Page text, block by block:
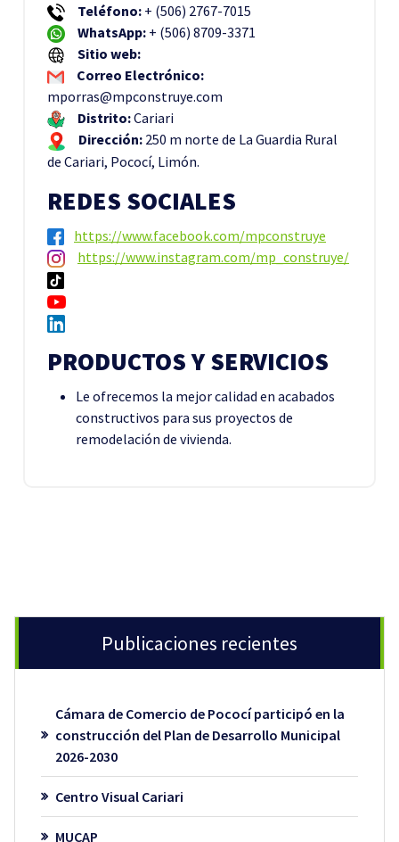
Teléfono: + (506) 2767-7015
WhatsApp: + (506) 8709-3371
Sitio web:
Correo Electrónico:
mporras@mpconstruye.com
Distrito:Cariari
Dirección: 250 m norte de La Guardia Rural
de Cariari, Pococí, Limón.
REDES SOCIALES
https://www.facebook.com/mpconstruye
https://www.instagram.com/mp_construye/
PRODUCTOS Y SERVICIOS
Le ofrecemos la mejor calidad en acabados
constructivos para sus proyectos de
remodelación de vivienda.
Publicaciones recientes
Cámara de Comercio de Pococí participó en la
construcción del Plan de Desarrollo Municipal
2026-2030
Centro Visual Cariari
MUCAP